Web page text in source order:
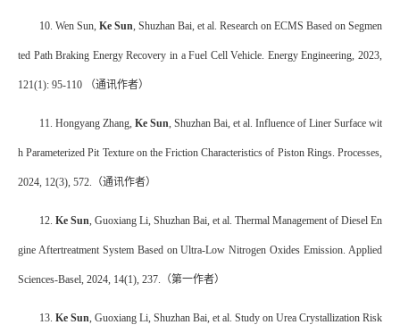
10. Wen Sun, Ke Sun, Shuzhan Bai, et al. Research on ECMS Based on Segmen
ted Path Braking Energy Recovery in a Fuel Cell Vehicle. Energy Engineering, 2023,
121(1): 95-110 （通讯作者）
11. Hongyang Zhang, Ke Sun, Shuzhan Bai, et al. Influence of Liner Surface wit
h Parameterized Pit Texture on the Friction Characteristics of Piston Rings. Processes,
2024, 12(3), 572. （通讯作者）
12. Ke Sun, Guoxiang Li, Shuzhan Bai, et al. Thermal Management of Diesel En
gine Aftertreatment System Based on Ultra-Low Nitrogen Oxides Emission. Applied
Sciences-Basel, 2024, 14(1), 237. （第一作者）
13. Ke Sun, Guoxiang Li, Shuzhan Bai, et al. Study on Urea Crystallization Risk